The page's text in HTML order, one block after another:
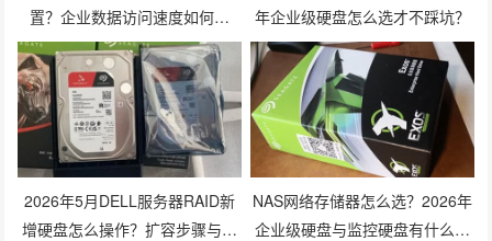
置？企业数据访问速度如何提
升？
年企业级硬盘怎么选才不踩坑？
2026年5月DELL服务器RAID新
增硬盘怎么操作？扩容步骤与兼
NAS网络存储器怎么选？2026年
企业级硬盘与监控硬盘有什么区